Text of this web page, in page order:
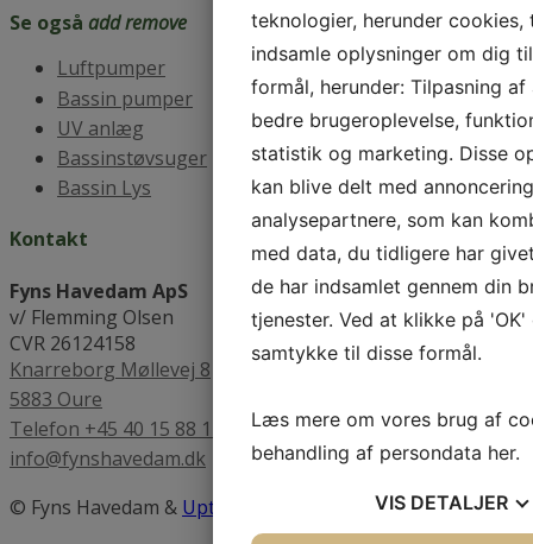
Se også addremove
Luftpumper
Bassin pumper
UV anlæg
Bassinstøvsuger
Bassin Lys
Kontakt
Fyns Havedam ApS
v/ Flemming Olsen
CVR 26124158
Knarreborg Møllevej 8
5883 Oure
Telefon +45 40 15 88 14
info@fynshavedam.dk
© Fyns Havedam & Uptime
teknologier, herunder cookies,
indsamle oplysninger om dig
formål, herunder: Tilpasning af
bedre brugeroplevelse,
statistik og marketing. Disse
kan blive delt med
analysepartnere, som kan
med data, du tidligere har
de har indsamlet gennem din
tjenester. Ved at klikke på 'OK'
samtykke til disse formål.
Læs mere om vores brug af
behandling af persondata her.
VIS DETALJER